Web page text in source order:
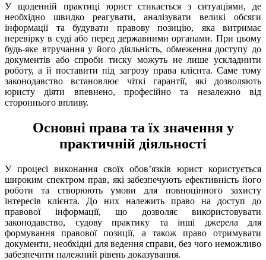
У щоденній практиці юрист стикається з ситуаціями, де
необхідно швидко реагувати, аналізувати великі обсяги
інформації та будувати правову позицію, яка витримає
перевірку в суді або перед державними органами. При цьому
будь-яке втручання у його діяльність, обмеження доступу до
документів або спроби тиску можуть не лише ускладнити
роботу, а й поставити під загрозу права клієнта. Саме тому
законодавство встановлює чіткі гарантії, які дозволяють
юристу діяти впевнено, професійно та незалежно від
стороннього впливу.
Основні права та їх значення у
практичній діяльності
У процесі виконання своїх обов’язків юрист користується
широким спектром прав, які забезпечують ефективність його
роботи та створюють умови для повноцінного захисту
інтересів клієнта. До них належить право на доступ до
правової інформації, що дозволяє використовувати
законодавство, судову практику та інші джерела для
формування правової позиції, а також право отримувати
документи, необхідні для ведення справи, без чого неможливо
забезпечити належний рівень доказування.